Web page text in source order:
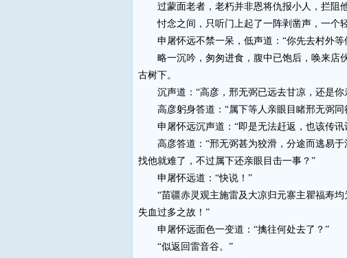
过蒙面老者，老朽并非恩将仇报小人，拦阻
忖念之间，只听门上起了一阵剥凿声，一个轻
申屠怀远不禁一呆，低声道：“你先去村外等
略一沉吟，匆匆进食，腹中已饱后，唤来店伙
古树下。
沉声道：“高彦，邢无弼已远去甘凉，还是你
高彦躬身答道：“属下等人亲眼目睹邢无弼同
申屠怀远沉声道：“即是无法赶返，也该传讯
高彦答道：“邢无弼甚为狡滑，分途而逃易于
找他就难了，不过属下还亲眼目击一事？”
申屠怀远道：“快说！”
“苗疆赤灵观主施雷及大凉归元寨主瞿福寿均
失血过多之故！”
申屠怀远面色一变道：“擒往何处去了？”
“似返回雷音谷。”